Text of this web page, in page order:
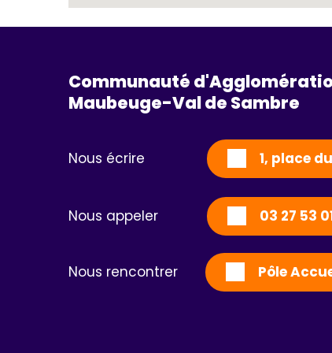
Communauté
Maubeuge-Val de Sambre
Nous écrire 1, place
Nous appeler 03 27 53
Nous rencontrer Pôle